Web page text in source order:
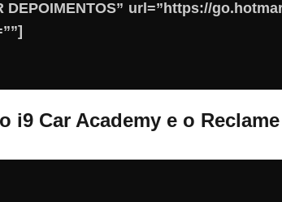
DEPOIMENTOS” url=”https://
i9 Car Academy e o